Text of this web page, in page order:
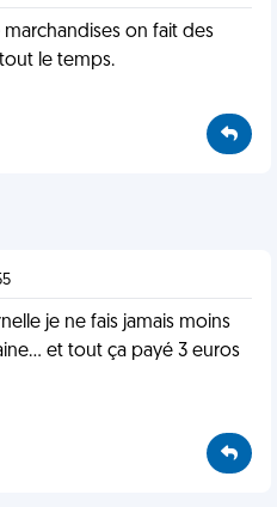
on fait des
le temps.
je ne fais jamais moins
et tout ça payé 3 euros